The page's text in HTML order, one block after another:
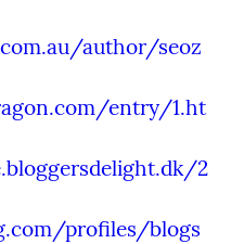
author/seoz
entry/1.ht
2
profiles/blogs